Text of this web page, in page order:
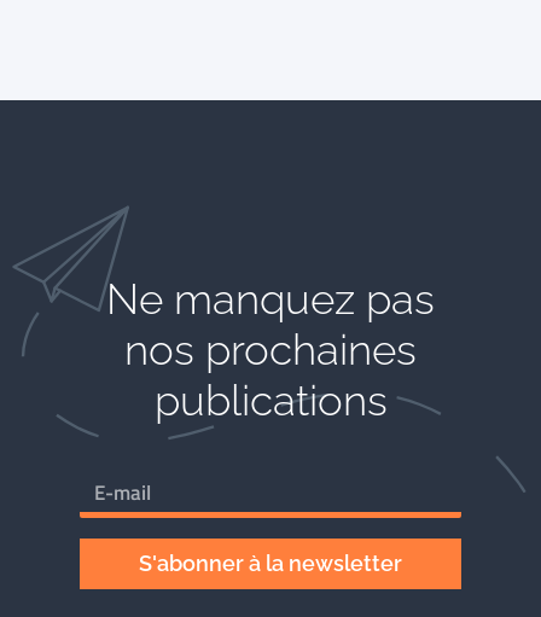
Ne manquez pas
nos prochaines
publications
S'abonner à la newsletter